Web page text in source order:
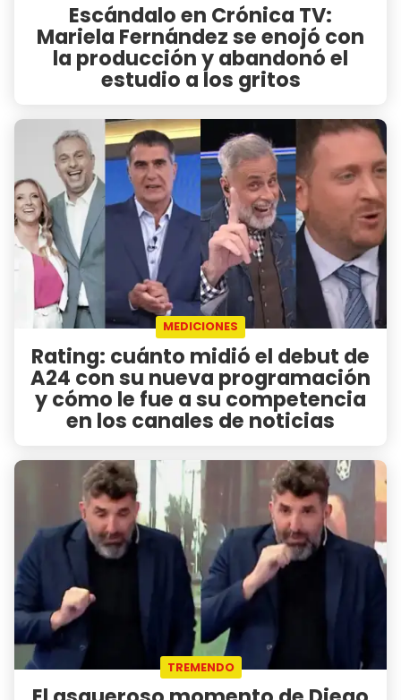
Escándalo en Crónica TV:
Mariela Fernández se enojó con
la producción y abandonó el
estudio a los gritos
MEDICIONES
Rating: cuánto midió el debut de
A24 con su nueva programación
y cómo le fue a su competencia
en los canales de noticias
TREMENDO